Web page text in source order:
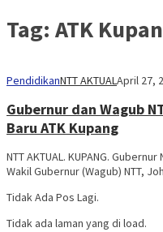
Tag: ATK
PendidikanNTT AKTUALApril 27,
Gubernur dan Wagub
Baru ATK Kupang
NTT AKTUAL. KUPANG.
Wakil Gubernur (Wagub) NTT,
Tidak Ada Pos Lagi.
Tidak ada laman yang di load.